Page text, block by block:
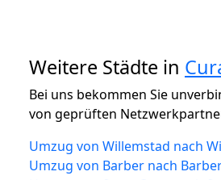
Weitere Städte in
Bei uns bekommen Sie
von geprüften
Umzug von Willemstad nach
Umzug von Barber nach